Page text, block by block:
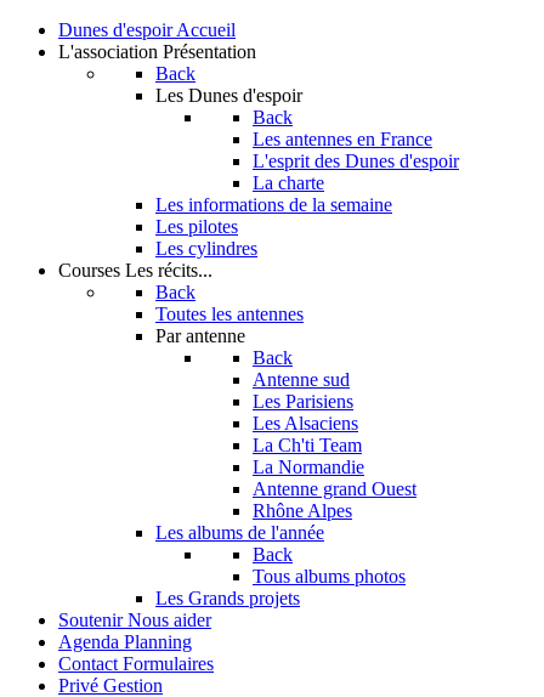
Dunes d'espoir Accueil
L'association Présentation
Back
Les Dunes d'espoir
Back
Les antennes en France
L'esprit des Dunes d'espoir
La charte
Les informations de la semaine
Les pilotes
Les cylindres
Courses Les récits...
Back
Toutes les antennes
Par antenne
Back
Antenne sud
Les Parisiens
Les Alsaciens
La Ch'ti Team
La Normandie
Antenne grand Ouest
Rhône Alpes
Les albums de l'année
Back
Tous albums photos
Les Grands projets
Soutenir Nous aider
Agenda Planning
Contact Formulaires
Privé Gestion